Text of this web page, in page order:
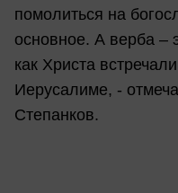
помолиться на
основное. А верба –
как Христа
Иерусалиме, -
Степанков.